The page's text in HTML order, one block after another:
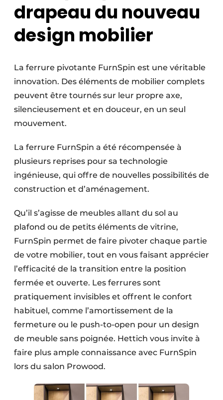
drapeau du nouveau
design mobilier
La ferrure pivotante FurnSpin est une véritable
innovation. Des éléments de mobilier complets
peuvent être tournés sur leur propre axe,
silencieusement et en douceur, en un seul
mouvement.
La ferrure FurnSpin a été récompensée à
plusieurs reprises pour sa technologie
ingénieuse, qui offre de nouvelles possibilités de
construction et d’aménagement.
Qu’il s’agisse de meubles allant du sol au
plafond ou de petits éléments de vitrine,
FurnSpin permet de faire pivoter chaque partie
de votre mobilier, tout en vous faisant apprécier
l’efficacité de la transition entre la position
fermée et ouverte. Les ferrures sont
pratiquement invisibles et offrent le confort
habituel, comme l’amortissement de la
fermeture ou le push-to-open pour un design
de meuble sans poignée. Hettich vous invite à
faire plus ample connaissance avec FurnSpin
lors du salon Prowood.